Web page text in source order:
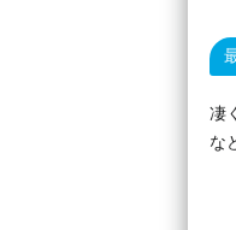
凄
な